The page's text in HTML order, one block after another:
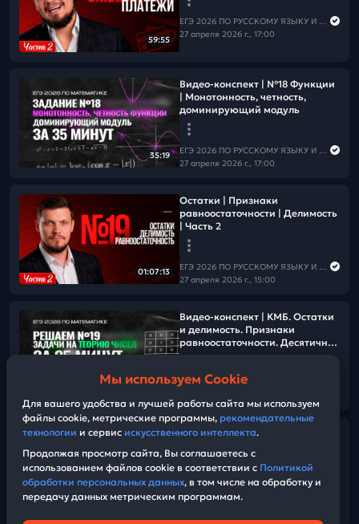
59:55
ЕГЭ 2026 ПО РУССКОМУ ЯЗЫКУ И МАТЕМАТИКЕ
27 апреля 2026 г., 17:00
35:19
Видео-конспект | №18 Функции
| Монотонность, четность,
доминирующий модуль
ЕГЭ 2026 ПО РУССКОМУ ЯЗЫКУ И МАТЕМАТИКЕ
27 апреля 2026 г., 17:00
01:07:13
Остатки | Признаки
равноостаточности | Делимость
| Часть 2
ЕГЭ 2026 ПО РУССКОМУ ЯЗЫКУ И МАТЕМАТИКЕ
27 апреля 2026 г., 15:00
Видео-конспект | КМБ. Остатки
и делимость. Признаки
равноостаточности. Десятичная
№19
№19 Остатки и делимость |
ЕГЭ 2026 ПО РУССКОМУ ЯЗЫКУ И МАТЕМАТИКЕ
27 апреля 2026 г., 15:00
Мы используем Cookie
Для вашего удобства и лучшей работы сайта мы используем
файлы cookie, метрические программы, рекомендательные
технологии и сервис искусственного интеллекта.
Продолжая просмотр сайта, Вы соглашаетесь с
использованием файлов cookie в соответствии с Политикой
обработки персональных данных, в том числе на обработку и
передачу данных метрическим программам.